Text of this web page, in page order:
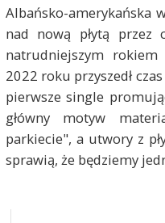
Albańsko-amerykańska
nad nową płytą przez
natrudniejszym
2022 roku przyszedł
pierwsze single
główny motyw
parkiecie", a utwory z
sprawią, że będziemy